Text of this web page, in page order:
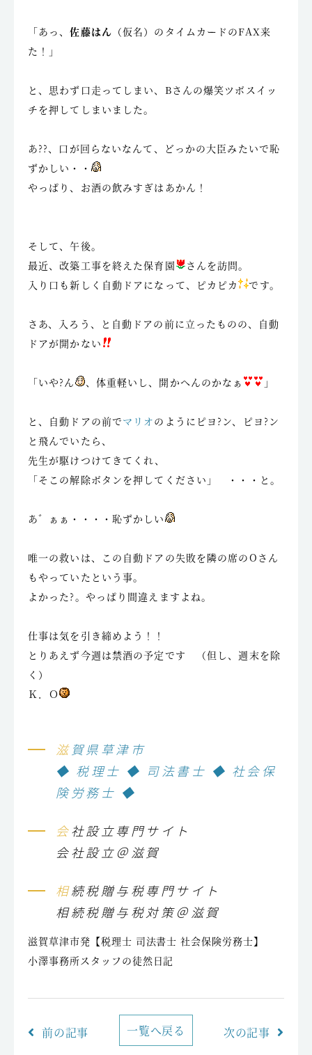
「あっ、佐藤はん （仮名）のタイムカードのFAX来
た！」
と、思わず口走ってしまい、Bさんの爆笑ツボスイッ
チを押してしまいました。
あ??、口が回らないなんて、どっかの大臣みたいで恥
ずかしい・・
やっぱり、お酒の飲みすぎはあかん！
そして、午後。
最近、改築工事を終えた保育園
さんを訪問。
入り口も新しく自動ドアになって、ピカピカ
です。
さあ、入ろう、と自動ドアの前に立ったものの、自動
ドアが開かない
「いや?ん 、体重軽いし、開かへんのかなぁ 」
と、自動ドアの前でマリオのようにピヨ?ン、ピヨ?ン
と飛んでいたら、
先生が駆けつけてきてくれ、
「そこの解除ボタンを押してください」 ・・・と。
あ゛ぁぁ・・・・恥ずかしい
唯一の救いは、この自動ドアの失敗を隣の席のOさん
もやっていたという事。
よかった?。やっぱり間違えますよね。
仕事は気を引き締めよう！！
とりあえず今週は禁酒の予定です （但し、週末を除
く）
Ｋ．Ｏ
滋賀県草津市
◆ 税理士 ◆ 司法書士 ◆ 社会保
険労務士 ◆
会社設立専門サイト
会社設立＠滋賀
相続税贈与税専門サイト
相続税贈与税対策＠滋賀
滋賀草津市発【税理士 司法書士 社会保険労務士】
小澤事務所スタッフの徒然日記
前の記事 一覧へ戻る 次の記事